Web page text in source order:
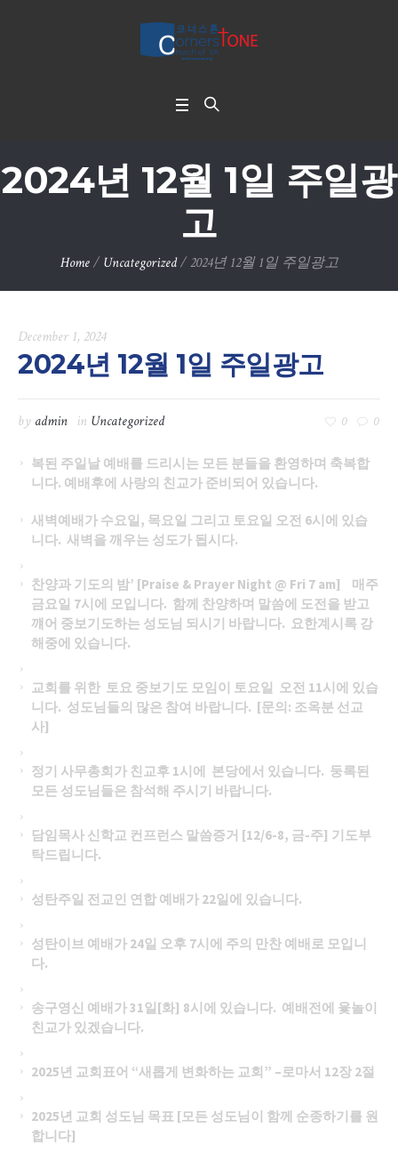
2024년 12월 1일 주일광
고
Home / Uncategorized /2024년 12월 1일 주일광고
December 1, 2024
2024년 12월 1일 주일광고
by admin in Uncategorized 0 0
복된 주일날 예배를 드리시는 모든 분들을 환영하며 축복합
니다. 예배후에 사랑의 친교가 준비되어 있습니다.
새벽예배가 수요일, 목요일 그리고 토요일 오전 6시에 있습
니다. 새벽을 깨우는 성도가 됩시다.
찬양과 기도의 밤’ [Praise & Prayer Night @ Fri 7 am]
매주
금요일 7시에 모입니다. 함께 찬양하며 말씀에 도전을 받고
꺠어 중보기도하는 성도님 되시기 바랍니다. 요한계시록 강
해중에 있습니다.
교회를 위한 토요 중보기도 모임이 토요일 오전 11시에 있습
니다. 성도님들의 많은 참여 바랍니다. [문의: 조옥분 선교
사]
정기 사무총회가 친교후 1시에 본당에서 있습니다. 둥록된
모든 성도님들은 참석해 주시기 바랍니다.
담임목사 신학교 컨프런스 말씀증거 [12/6-8, 금-주] 기도부
탁드립니다.
성탄주일 전교인 연합 예배가 22일에 있습니다.
성탄이브 예배가 24일 오후 7시에 주의 만찬 예배로 모입니
다.
송구영신 예배가 31일[화] 8시에 있습니다. 예배전에 윷놀이
친교가 있겠습니다.
2025년 교회표어 “새롭게 변화하는 교회” –로마서 12장 2절
2025년 교회 성도님 목표 [모든 성도님이 함께 순종하기를 원
합니다]